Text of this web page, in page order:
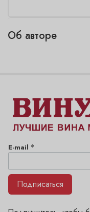
Об авторе
E-mail *
Подписаться